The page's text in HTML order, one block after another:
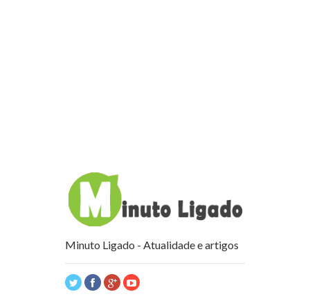
Minuto Ligado - Atualidade e artigos